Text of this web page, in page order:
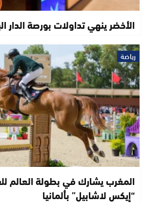
الأخضر ينهي تداولات بورصة الدار
رياضة
المغرب يشارك في بطولة العالم
“إيكس لاشابيل” بألمانيا